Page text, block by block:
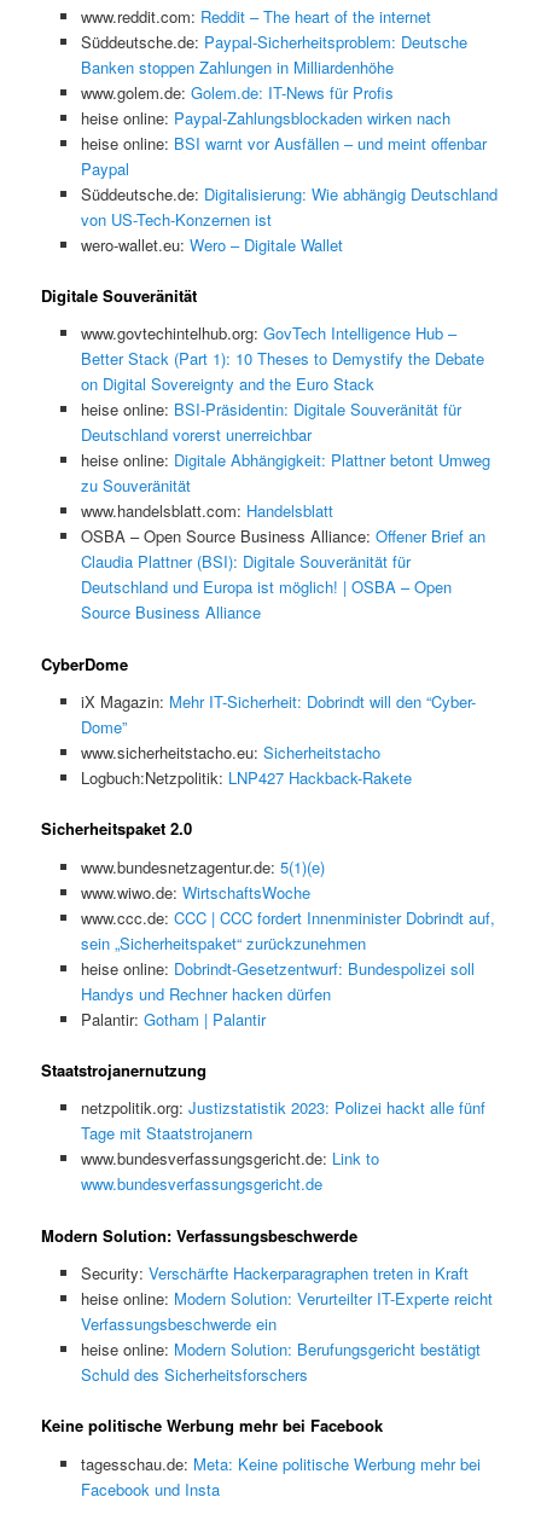
www.reddit.com: Reddit – The heart of the internet
Süddeutsche.de: Paypal-Sicherheitsproblem: Deutsche
Banken stoppen Zahlungen in Milliardenhöhe
www.golem.de: Golem.de: IT-News für Profis
heise online: Paypal-Zahlungsblockaden wirken nach
heise online: BSI warnt vor Ausfällen – und meint offenbar
Paypal
Süddeutsche.de: Digitalisierung: Wie abhängig Deutschland
von US-Tech-Konzernen ist
wero-wallet.eu: Wero – Digitale Wallet
Digitale Souveränität
www.govtechintelhub.org: GovTech Intelligence Hub –
Better Stack (Part 1): 10 Theses to Demystify the Debate
on Digital Sovereignty and the Euro Stack
heise online: BSI-Präsidentin: Digitale Souveränität für
Deutschland vorerst unerreichbar
heise online: Digitale Abhängigkeit: Plattner betont Umweg
zu Souveränität
www.handelsblatt.com: Handelsblatt
OSBA – Open Source Business Alliance: Offener Brief an
Claudia Plattner (BSI): Digitale Souveränität für
Deutschland und Europa ist möglich! | OSBA – Open
Source Business Alliance
CyberDome
iX Magazin: Mehr IT-Sicherheit: Dobrindt will den “Cyber-
Dome”
www.sicherheitstacho.eu: Sicherheitstacho
Logbuch:Netzpolitik: LNP427 Hackback-Rakete
Sicherheitspaket 2.0
www.bundesnetzagentur.de: 5(1)(e)
www.wiwo.de: WirtschaftsWoche
www.ccc.de: CCC | CCC fordert Innenminister Dobrindt auf,
sein „Sicherheitspaket“ zurückzunehmen
heise online: Dobrindt-Gesetzentwurf: Bundespolizei soll
Handys und Rechner hacken dürfen
Palantir: Gotham | Palantir
Staatstrojanernutzung
netzpolitik.org: Justizstatistik 2023: Polizei hackt alle fünf
Tage mit Staatstrojanern
www.bundesverfassungsgericht.de: Link to
www.bundesverfassungsgericht.de
Modern Solution: Verfassungsbeschwerde
Security: Verschärfte Hackerparagraphen treten in Kraft
heise online: Modern Solution: Verurteilter IT-Experte reicht
Verfassungsbeschwerde ein
heise online: Modern Solution: Berufungsgericht bestätigt
Schuld des Sicherheitsforschers
Keine politische Werbung mehr bei Facebook
tagesschau.de: Meta: Keine politische Werbung mehr bei
Facebook und Insta